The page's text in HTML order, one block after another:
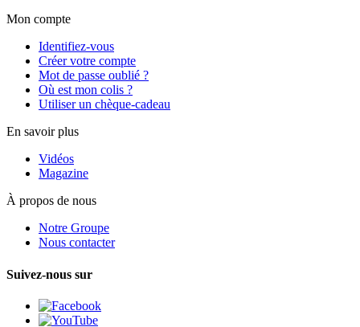
Mon compte
Identifiez-vous
Créer votre compte
Mot de passe oublié ?
Où est mon colis ?
Utiliser un chèque-cadeau
En savoir plus
Vidéos
Magazine
À propos de nous
Notre Groupe
Nous contacter
Suivez-nous sur